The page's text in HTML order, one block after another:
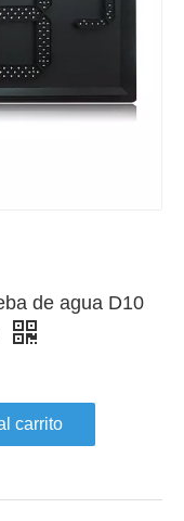
de agua D10
carrito